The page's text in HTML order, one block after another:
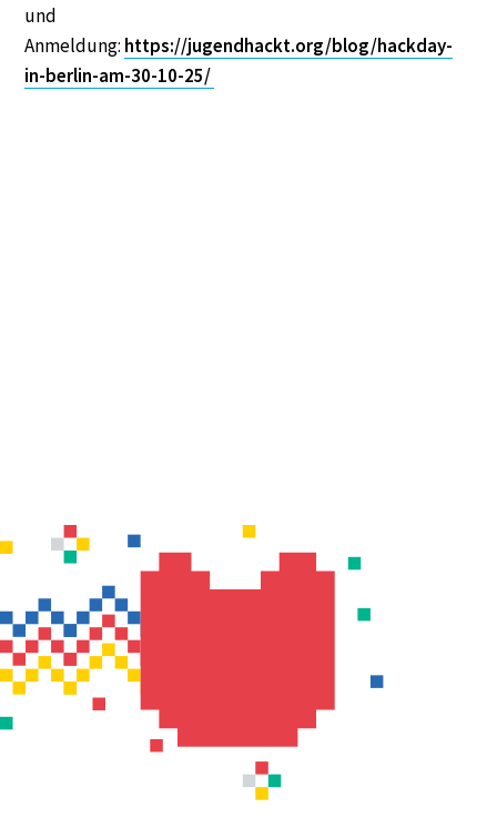
und
Anmeldung: https://jugendhackt.org/blog/hackday-
in-berlin-am-30-10-25/